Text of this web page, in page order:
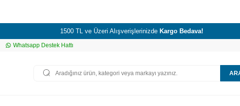
1500 TL ve Üzeri Alışverişlerinizde Kargo Bedava!
Whatsapp Destek Hattı